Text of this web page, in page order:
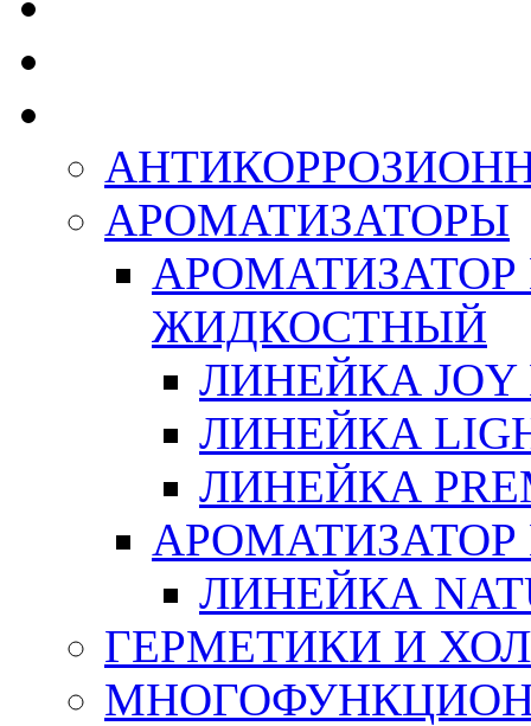
АРОМАТИЗАТОРЫ
ЖИДКОСТНЫЙ
ЛИНЕЙКА JOY
ЛИНЕЙКА
ЛИНЕЙКА
ЛИНЕЙКА
ГЕРМЕТИКИ И